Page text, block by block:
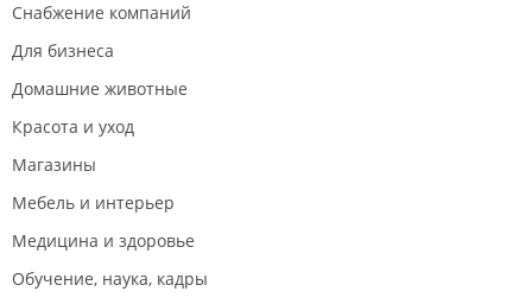
Снабжение компаний
Для бизнеса
Домашние животные
Красота и уход
Магазины
Мебель и интерьер
Медицина и здоровье
Обучение, наука, кадры